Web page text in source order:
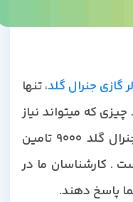
جنرال گلد، تنها
که میتواند نیاز
شما را هنگام خرید کولر گازی جنرال گلد 9000 تامین
ما در
دهند.